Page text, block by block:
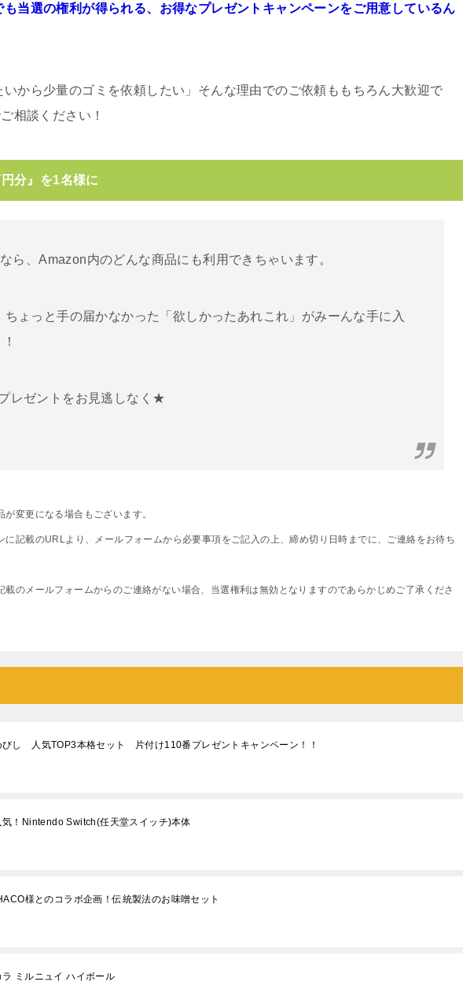
当選の権利が得られる、お得なプレゼントキャンペーンをご用意しているん
いから少量のゴミを依頼したい」そんな理由でのご依頼ももちろん大歓迎で
相談ください！
分』を1名様に
ら、Amazon内のどんな商品にも利用できちゃいます。
ちょっと手の届かなかった「欲しかったあれこれ」がみーんな手に入
レゼントをお見逃しなく★
変更になる場合もございます。
記載のURLより、メールフォームから必要事項をご記入の上、締め切り日時までに、ご連絡をお待ち
のメールフォームからのご連絡がない場合、当選権利は無効となりますのであらかじめご了承くださ
びし 人気TOP3本格セット 片付け110番プレゼントキャンペーン！！
気！Nintendo Switch(任天堂スイッチ)本体
様とのコラボ企画！伝統製法のお味噌セット
ラ ミルニュイ ハイボール